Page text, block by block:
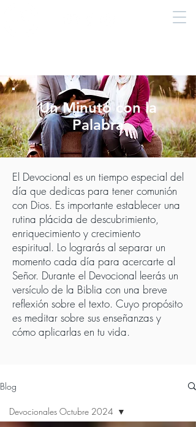
Un Minuto con la
Palabra
El Devocional es un tiempo especial del
día que dedicas para tener comunión
con Dios. Es importante establecer una
rutina plácida de descubrimiento,
enriquecimiento y crecimiento
espiritual. Lo lograrás al separar un
momento cada día para acercarte al
Señor. Durante el Devocional leerás un
versículo de la Biblia con una breve
reflexión sobre el texto. Cuyo propósito
es meditar sobre sus enseñanzas y
cómo aplicarlas en tu vida.
Blog
Devocionales Octubre 2024